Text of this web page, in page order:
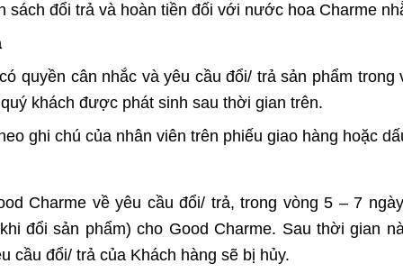
sách đổi trả và hoàn tiền đối với nước hoa Charme
quyền cân nhắc và yêu cầu đổi/ trả sản phẩm
khách được phát sinh sau thời gian trên.
ghi chú của nhân viên trên phiếu giao hàng hoặc
Charme về yêu cầu đổi/ trả, trong vòng 5 – 7
đổi sản phẩm) cho Good Charme. Sau thời gian
cầu đổi/ trả của Khách hàng sẽ bị hủy.